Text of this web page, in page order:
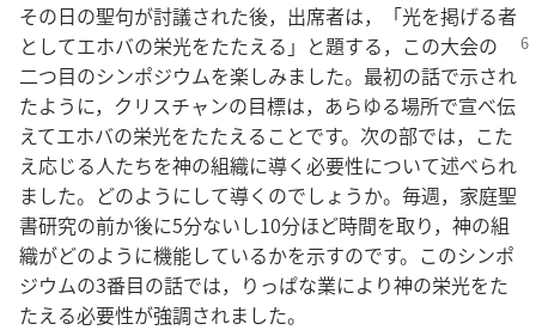
その日の聖句が討議された後，出席者は，「光を掲げる者
としてエホバの栄光をたたえる」と題する，この大会の
二つ目のシンポジウムを楽しみました。最初の話で示され
たように，クリスチャンの目標は，あらゆる場所で宣べ伝
えてエホバの栄光をたたえることです。次の部では，こた
え応じる人たちを神の組織に導く必要性について述べられ
ました。どのようにして導くのでしょうか。毎週，家庭聖
書研究の前か後に5分ないし10分ほど時間を取り，神の組
織がどのように機能しているかを示すのです。このシンポ
ジウムの3番目の話では，りっぱな業により神の栄光をた
たえる必要性が強調されました。